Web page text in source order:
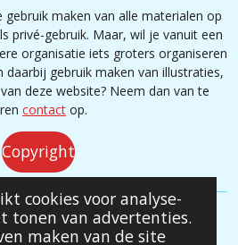
cookies voor analyse-
tonen van advertenties.
maken van de site
g
r
a
m
b
e
maken van alle materialen op
privé-gebruik. Maar, wil je vanuit een
organisatie iets groters organiseren
daarbij gebruik maken van illustraties,
deze website? Neem dan van te
contact op.
Copyright